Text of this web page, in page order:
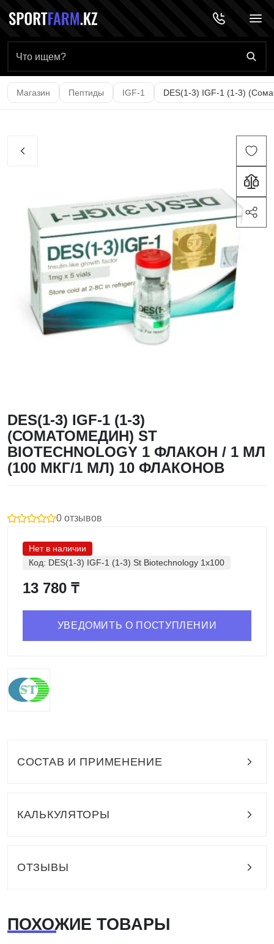
Главная страница
Магазин Пептиды IGF-1 DES(1-3) IGF-1 (1-3)
DES(1-3) IGF-1 (1-3)
(СОМАТОМЕДИН) ST
BIOTECHNOLOGY 1 ФЛАКОН / 1 МЛ
(100 МКГ/1 МЛ) 10 ФЛАКОНОВ
0 отзывов
Нет в наличии
Код: DES(1-3) IGF-1 (1-3) St Biotechnology 1x100
13 780 ₸
УВЕДОМИТЬ О ПОСТУПЛЕНИИ
СОСТАВ И ПРИМЕНЕНИЕ
КАЛЬКУЛЯТОРЫ
ОТЗЫВЫ
ПОХОЖИЕ ТОВАРЫ